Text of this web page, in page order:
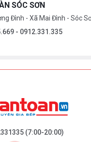
SÓC SƠN
Đình - Xã Mai Đình - Sóc
- 0912.331.335
(7:00-20:00)